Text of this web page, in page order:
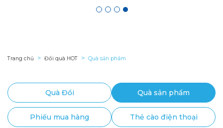
Trang chủ Đổi quà HOT Quà sản phẩm
Quà Đổi Quà sản phẩm
Phiếu mua hàng Thẻ cào điện thoại